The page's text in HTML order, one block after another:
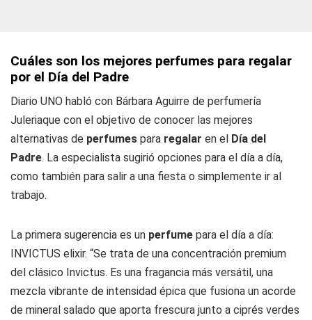
Cuáles son los mejores perfumes para regalar
por el Día del Padre
Diario UNO habló con Bárbara Aguirre de perfumería
Juleriaque con el objetivo de conocer las mejores
alternativas de perfumes para regalar en el Día del
Padre. La especialista sugirió opciones para el día a día,
como también para salir a una fiesta o simplemente ir al
trabajo.
La primera sugerencia es un perfume para el día a día:
INVICTUS elixir. “Se trata de una concentración premium
del clásico Invictus. Es una fragancia más versátil, una
mezcla vibrante de intensidad épica que fusiona un acorde
de mineral salado que aporta frescura junto a ciprés verdes